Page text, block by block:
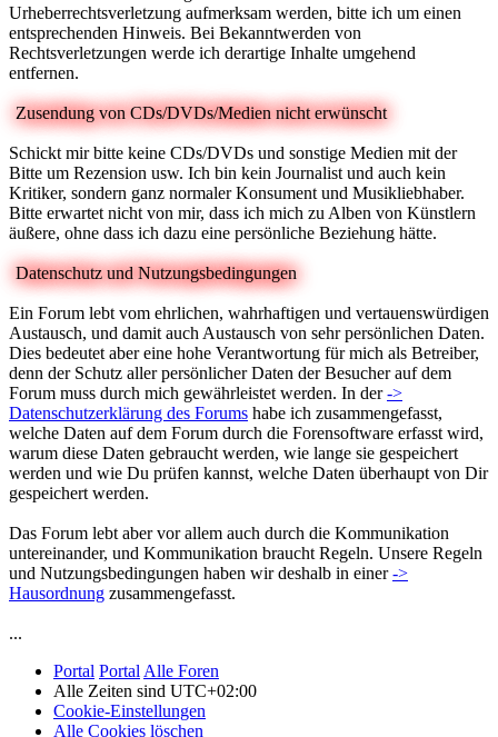
Urheberrechtsverletzung aufmerksam werden, bitte ich um einen
entsprechenden Hinweis. Bei Bekanntwerden von
Rechtsverletzungen werde ich derartige Inhalte umgehend
entfernen.
Zusendung von CDs/DVDs/Medien nicht erwünscht
Schickt mir bitte keine CDs/DVDs und sonstige Medien mit der
Bitte um Rezension usw. Ich bin kein Journalist und auch kein
Kritiker, sondern ganz normaler Konsument und Musikliebhaber.
Bitte erwartet nicht von mir, dass ich mich zu Alben von Künstlern
äußere, ohne dass ich dazu eine persönliche Beziehung hätte.
Datenschutz und Nutzungsbedingungen
Ein Forum lebt vom ehrlichen, wahrhaftigen und vertauenswürdigen
Austausch, und damit auch Austausch von sehr persönlichen Daten.
Dies bedeutet aber eine hohe Verantwortung für mich als Betreiber,
denn der Schutz aller persönlicher Daten der Besucher auf dem
Forum muss durch mich gewährleistet werden. In der->
Datenschutzerklärung des Forums habe ich zusammengefasst,
welche Daten auf dem Forum durch die Forensoftware erfasst wird,
warum diese Daten gebraucht werden, wie lange sie gespeichert
werden und wie Du prüfen kannst, welche Daten überhaupt von Dir
gespeichert werden.
Das Forum lebt aber vor allem auch durch die Kommunikation
untereinander, und Kommunikation braucht Regeln. Unsere Regeln
und Nutzungsbedingungen haben wir deshalb in einer->
Hausordnung zusammengefasst.
...
Portal Portal Alle Foren
Alle Zeiten sind UTC+02:00
Cookie-Einstellungen
Alle Cookies löschen